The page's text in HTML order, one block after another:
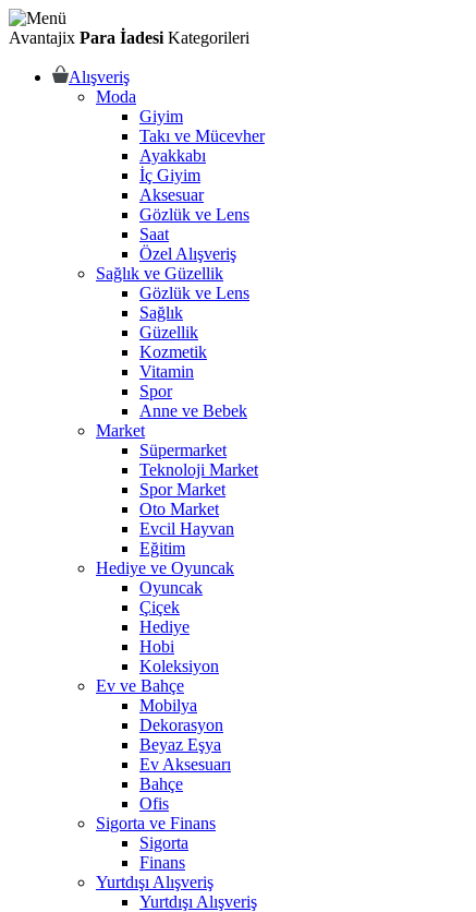
Avantajix Para İadesi Kategorileri
Alışveriş
Moda
Giyim
Takı ve Mücevher
Ayakkabı
İç Giyim
Aksesuar
Gözlük ve Lens
Saat
Özel Alışveriş
Sağlık ve Güzellik
Gözlük ve Lens
Sağlık
Güzellik
Kozmetik
Vitamin
Spor
Anne ve Bebek
Market
Süpermarket
Teknoloji Market
Spor Market
Oto Market
Evcil Hayvan
Eğitim
Hediye ve Oyuncak
Oyuncak
Çiçek
Hediye
Hobi
Koleksiyon
Ev ve Bahçe
Mobilya
Dekorasyon
Beyaz Eşya
Ev Aksesuarı
Bahçe
Ofis
Sigorta ve Finans
Sigorta
Finans
Yurtdışı Alışveriş
Yurtdışı Alışveriş